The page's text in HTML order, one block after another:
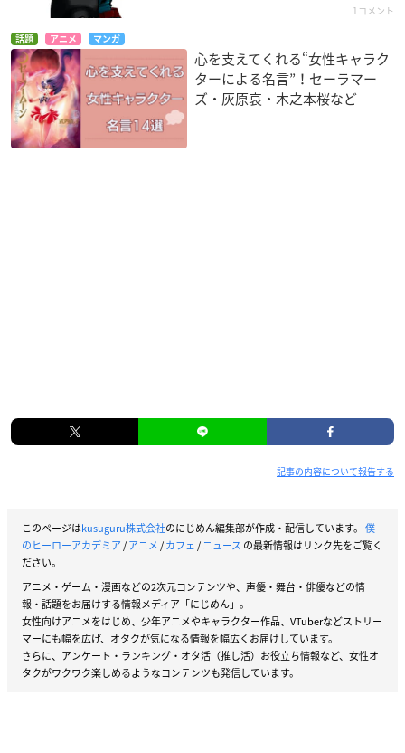
1コメント
話題 アニメ マンガ
心を支えてくれる“女性キャラク
ターによる名言”！セーラマー
ズ・灰原哀・木之本桜など
記事の内容について報告する
このページはkusuguru株式会社のにじめん編集部が作成・配信しています。 僕
のヒーローアカデミア/アニメ/カフェ/ニュース の最新情報はリンク先をご覧く
ださい。
アニメ・ゲーム・漫画などの2次元コンテンツや、声優・舞台・俳優などの情
報・話題をお届けする情報メディア「にじめん」。
女性向けアニメをはじめ、少年アニメやキャラクター作品、VTuberなどストリー
マーにも幅を広げ、オタクが気になる情報を幅広くお届けしています。
さらに、アンケート・ランキング・オタ活（推し活）お役立ち情報など、女性オ
タクがワクワク楽しめるようなコンテンツも発信しています。